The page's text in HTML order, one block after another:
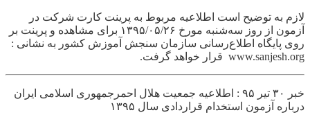
لازم به توضیح است اطلاعیه مربوط به پرینت کارت شرکت در
آزمون از روز سه‌شنبه مورخ ۱۳۹۵/۰۵/۲۶ برای مشاهده و پرینت بر
روی پایگاه اطلاع‌رسانی سازمان سنجش آموزش کشور به نشانی :
www.sanjesh.org قرار خواهد گرفت.
خبر ۳۰ تیر ۹۵ : اطلاعیه‌ جمعیت هلال احمرجمهوری اسلامی ایران
درباره‌ آزمون‌ استخدام قراردادی سال ۱۳۹۵